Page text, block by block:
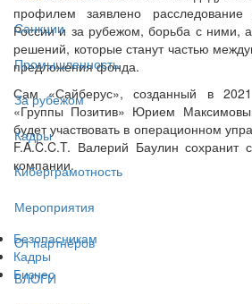
Санкции
Промышленность
За рубежом
Кадры
Киберграмотность
Мероприятия
От партнёров
БЛОГИ
профилем заявлено расследование
России и за рубежом, борьба с ними,
решений, которые станут частью
предложения фонда.
Сам «Сайберус», созданный в 2021
«Группы Позитив» Юрием
будет участвовать в операционном
F.A.C.C.T. Валерий Баулин сохранит
компании.
Безопасникам
Кадры
Бизнес